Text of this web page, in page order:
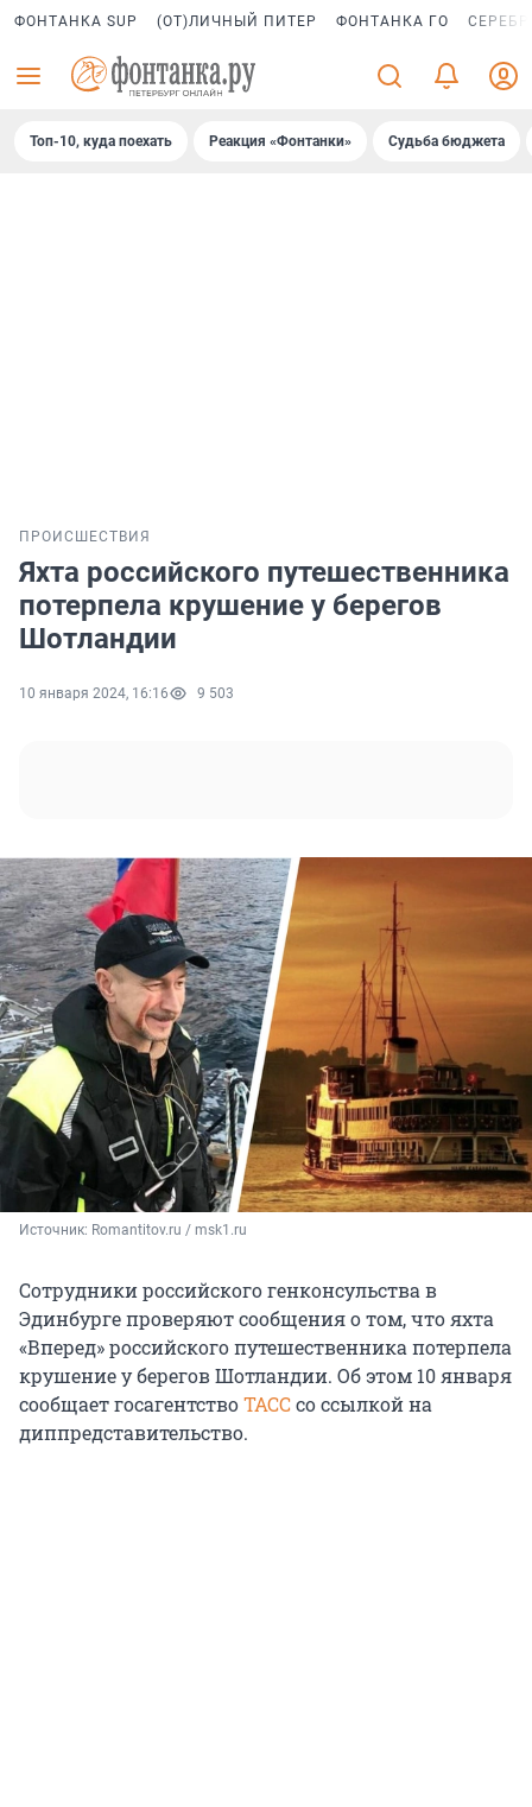
ФОНТАНКА SUP (ОТ)ЛИЧНЫЙ ПИТЕР ФОНТАНКА ГО
Топ-10, куда поехать Реакция «Фонтанки» Судьба бюджета
ПРОИСШЕСТВИЯ
Яхта российского путешественника
потерпела крушение у берегов
Шотландии
10 января 2024, 16:16 9 503
Источник: Romantitov.ru / msk1.ru
Сотрудники российского генконсульства в
Эдинбурге проверяют сообщения о том, что яхта
«Вперед» российского путешественника потерпела
крушение у берегов Шотландии. Об этом 10 января
сообщает госагентствоТАССсо ссылкой на
диппредставительство.